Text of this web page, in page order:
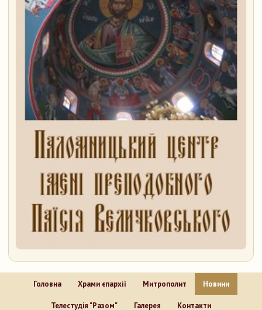
Головна Храми єпархії Митрополит Новини
Телестудія "Разом" Галерея Контакти